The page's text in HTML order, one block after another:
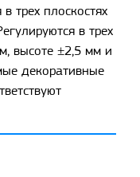
трех плоскостях
в трех
высоте ±2,5 мм и
декоративные